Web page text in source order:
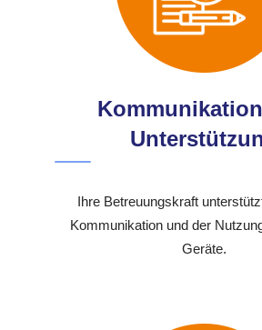
Ihre Betreuungskraft
Kommunikation und der
Geräte.